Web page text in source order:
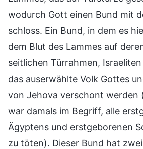
wodurch Gott einen Bund mit
schloss. Ein Bund, in dem es
dem Blut des Lammes auf
seitlichen Türrahmen, Israeliten
das auserwählte Volk Gottes
von Jehova verschont werden
war damals im Begriff, alle
Ägyptens und erstgeborenen
zu töten). Dieser Bund hat zwei